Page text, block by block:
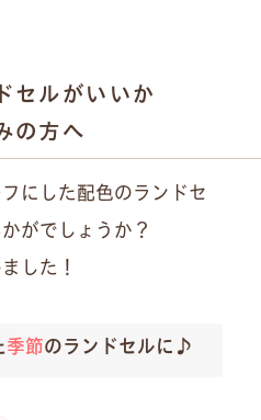
セルがいいか
の方へ
にした配色のランドセ
がでしょうか？
した！
季節のランドセルに♪